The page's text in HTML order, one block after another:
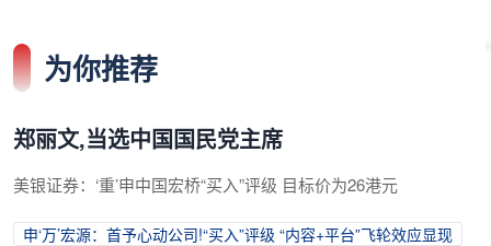
为你推荐
郑丽文,当选中国国民党主席
美银证券：‘重’申中国宏桥“买入”评级 目标价为26港元
申‘万’宏源：首予心动公司!“买入”评级 “内容+平台”飞轮效应显现